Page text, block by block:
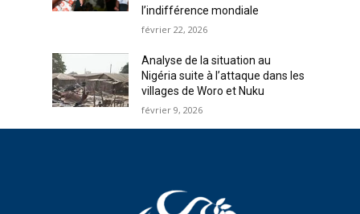
l’indifférence mondiale
février 22, 2026
Analyse de la situation au
Nigéria suite à l’attaque dans les
villages de Woro et Nuku
février 9, 2026